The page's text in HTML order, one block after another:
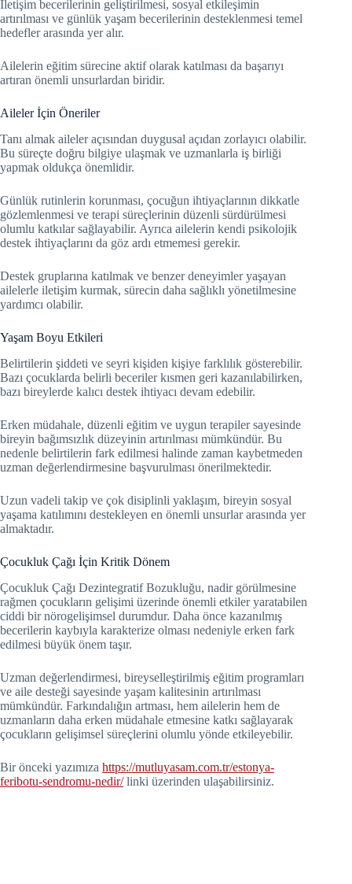
İletişim becerilerinin geliştirilmesi, sosyal etkileşimin
artırılması ve günlük yaşam becerilerinin desteklenmesi temel
hedefler arasında yer alır.
Ailelerin eğitim sürecine aktif olarak katılması da başarıyı
artıran önemli unsurlardan biridir.
Aileler İçin Öneriler
Tanı almak aileler açısından duygusal açıdan zorlayıcı olabilir.
Bu süreçte doğru bilgiye ulaşmak ve uzmanlarla iş birliği
yapmak oldukça önemlidir.
Günlük rutinlerin korunması, çocuğun ihtiyaçlarının dikkatle
gözlemlenmesi ve terapi süreçlerinin düzenli sürdürülmesi
olumlu katkılar sağlayabilir. Ayrıca ailelerin kendi psikolojik
destek ihtiyaçlarını da göz ardı etmemesi gerekir.
Destek gruplarına katılmak ve benzer deneyimler yaşayan
ailelerle iletişim kurmak, sürecin daha sağlıklı yönetilmesine
yardımcı olabilir.
Yaşam Boyu Etkileri
Belirtilerin şiddeti ve seyri kişiden kişiye farklılık gösterebilir.
Bazı çocuklarda belirli beceriler kısmen geri kazanılabilirken,
bazı bireylerde kalıcı destek ihtiyacı devam edebilir.
Erken müdahale, düzenli eğitim ve uygun terapiler sayesinde
bireyin bağımsızlık düzeyinin artırılması mümkündür. Bu
nedenle belirtilerin fark edilmesi halinde zaman kaybetmeden
uzman değerlendirmesine başvurulması önerilmektedir.
Uzun vadeli takip ve çok disiplinli yaklaşım, bireyin sosyal
yaşama katılımını destekleyen en önemli unsurlar arasında yer
almaktadır.
Çocukluk Çağı İçin Kritik Dönem
Çocukluk Çağı Dezintegratif Bozukluğu, nadir görülmesine
rağmen çocukların gelişimi üzerinde önemli etkiler yaratabilen
ciddi bir nörogelişimsel durumdur. Daha önce kazanılmış
becerilerin kaybıyla karakterize olması nedeniyle erken fark
edilmesi büyük önem taşır.
Uzman değerlendirmesi, bireyselleştirilmiş eğitim programları
ve aile desteği sayesinde yaşam kalitesinin artırılması
mümkündür. Farkındalığın artması, hem ailelerin hem de
uzmanların daha erken müdahale etmesine katkı sağlayarak
çocukların gelişimsel süreçlerini olumlu yönde etkileyebilir.
Bir önceki yazımıza https://mutluyasam.com.tr/estonya-
feribotu-sendromu-nedir/linki üzerinden ulaşabilirsiniz.